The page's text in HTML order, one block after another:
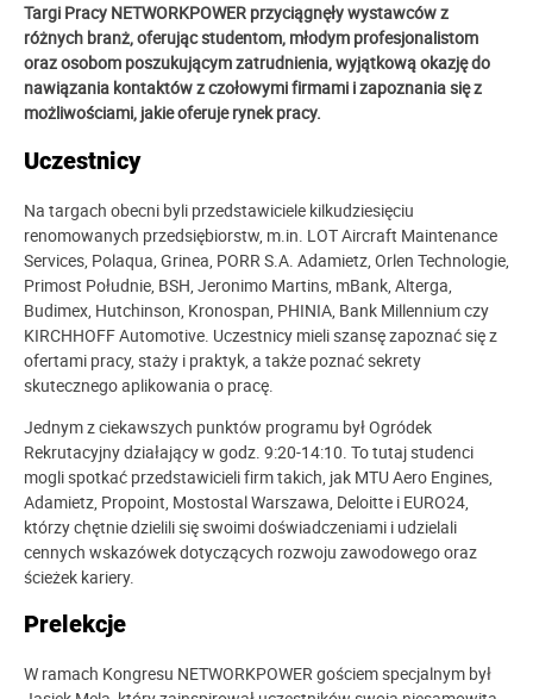
Targi Pracy NETWORKPOWER przyciągnęły wystawców z
różnych branż, oferując studentom, młodym profesjonalistom
oraz osobom poszukującym zatrudnienia, wyjątkową okazję do
nawiązania kontaktów z czołowymi firmami i zapoznania się z
możliwościami, jakie oferuje rynek pracy.
Uczestnicy
Na targach obecni byli przedstawiciele kilkudziesięciu
renomowanych przedsiębiorstw, m.in. LOT Aircraft Maintenance
Services, Polaqua, Grinea, PORR S.A. Adamietz, Orlen Technologie,
Primost Południe, BSH, Jeronimo Martins, mBank, Alterga,
Budimex, Hutchinson, Kronospan, PHINIA, Bank Millennium czy
KIRCHHOFF Automotive. Uczestnicy mieli szansę zapoznać się z
ofertami pracy, staży i praktyk, a także poznać sekrety
skutecznego aplikowania o pracę.
Jednym z ciekawszych punktów programu był Ogródek
Rekrutacyjny działający w godz. 9:20-14:10. To tutaj studenci
mogli spotkać przedstawicieli firm takich, jak MTU Aero Engines,
Adamietz, Propoint, Mostostal Warszawa, Deloitte i EURO24,
którzy chętnie dzielili się swoimi doświadczeniami i udzielali
cennych wskazówek dotyczących rozwoju zawodowego oraz
ścieżek kariery.
Prelekcje
W ramach Kongresu NETWORKPOWER gościem specjalnym był